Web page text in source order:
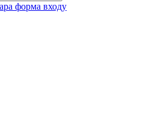
форма входу